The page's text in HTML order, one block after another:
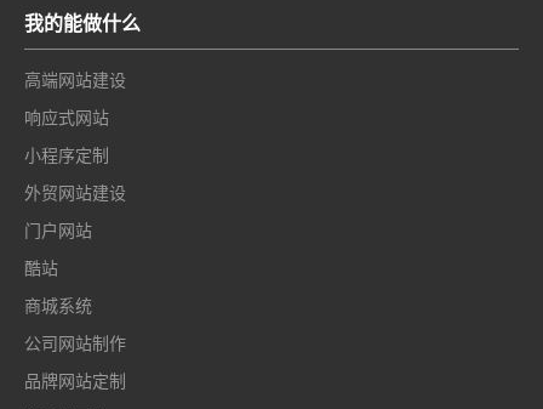
我的能做什么
高端网站建设
响应式网站
小程序定制
外贸网站建设
门户网站
酷站
商城系统
公司网站制作
品牌网站定制